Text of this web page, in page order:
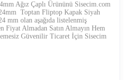
Ağız Çaplı Ürününü Sisecim.com
Toptan Fliptop Kapak Siyah
mm olan aşağıda listelenmiş
Fiyat Almadan Satın Almayın Hem
Güvenilir Ticaret İçin Sisecim